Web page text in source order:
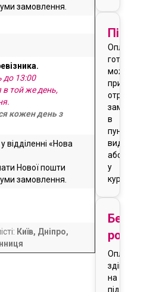
замовлення.
до 13:00
в той же день,
кожен день з
відділенні «Нова
Нової пошти
замовлення.
Київ, Дніпро,
Оплата
готівкою
можлива
при
в
пункті
видачі
або
у
кур'єра
Оплата
на
підставі